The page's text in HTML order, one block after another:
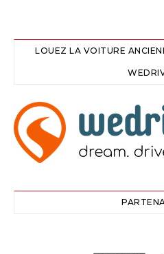
LOUEZ LA VOITURE